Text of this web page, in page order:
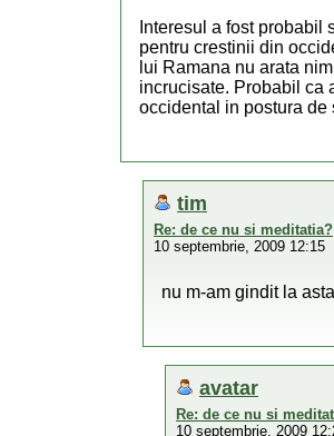
Interesul a fost
pentru crestinii din
lui Ramana nu arata
incrucisate. Probabil ca
occidental in postura de
tim
Re: de ce nu si meditatia?
10 septembrie, 2009 12:15
nu m-am gindit la
avatar
Re: de ce nu si
10 septembrie, 2009